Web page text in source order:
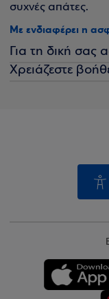
συχνές απάτες.
Με ενδιαφέρει η
Για τη δική σας
Χρειάζεστε